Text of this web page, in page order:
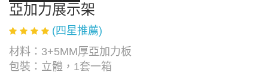
亞加力展示架
(四星推薦)
材料：3+5MM厚亞加力板
包裝：立體，1套一箱